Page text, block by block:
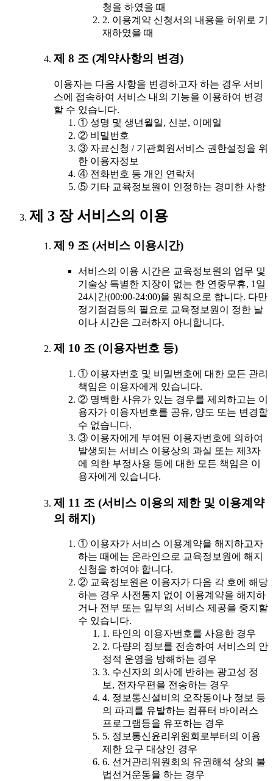
청을 하였을 때
2. 이용계약 신청서의 내용을 허위로 기
재하였을 때
제 8 조 (계약사항의 변경)
이용자는 다음 사항을 변경하고자 하는 경우 서비
스에 접속하여 서비스 내의 기능을 이용하여 변경
할 수 있습니다.
① 성명 및 생년월일, 신분, 이메일
② 비밀번호
③ 자료신청 / 기관회원서비스 권한설정을 위
한 이용자정보
④ 전화번호 등 개인 연락처
⑤ 기타 교육정보원이 인정하는 경미한 사항
제 3 장 서비스의 이용
제 9 조 (서비스 이용시간)
서비스의 이용 시간은 교육정보원의 업무 및
기술상 특별한 지장이 없는 한 연중무휴, 1일
24시간(00:00-24:00)을 원칙으로 합니다. 다만
정기점검등의 필요로 교육정보원이 정한 날
이나 시간은 그러하지 아니합니다.
제 10 조 (이용자번호 등)
① 이용자번호 및 비밀번호에 대한 모든 관리
책임은 이용자에게 있습니다.
② 명백한 사유가 있는 경우를 제외하고는 이
용자가 이용자번호를 공유, 양도 또는 변경할
수 없습니다.
③ 이용자에게 부여된 이용자번호에 의하여
발생되는 서비스 이용상의 과실 또는 제3자
에 의한 부정사용 등에 대한 모든 책임은 이
용자에게 있습니다.
제 11 조 (서비스 이용의 제한 및 이용계약
의 해지)
① 이용자가 서비스 이용계약을 해지하고자
하는 때에는 온라인으로 교육정보원에 해지
신청을 하여야 합니다.
② 교육정보원은 이용자가 다음 각 호에 해당
하는 경우 사전통지 없이 이용계약을 해지하
거나 전부 또는 일부의 서비스 제공을 중지할
수 있습니다.
1. 타인의 이용자번호를 사용한 경우
2. 다량의 정보를 전송하여 서비스의 안
정적 운영을 방해하는 경우
3. 수신자의 의사에 반하는 광고성 정
보, 전자우편을 전송하는 경우
4. 정보통신설비의 오작동이나 정보 등
의 파괴를 유발하는 컴퓨터 바이러스
프로그램등을 유포하는 경우
5. 정보통신윤리위원회로부터의 이용
제한 요구 대상인 경우
6. 선거관리위원회의 유권해석 상의 불
법선거운동을 하는 경우